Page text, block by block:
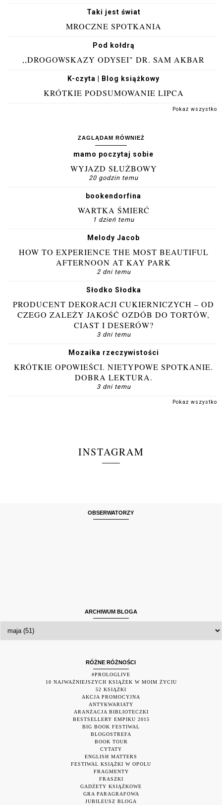
Taki jest świat
MROCZNE SPOTKANIA
Pod kołdrą
,,DROGOWSKAZY ODYSEI" DR. SAM AKBAR
K-czyta | Blog książkowy
KRÓTKIE PODSUMOWANIE LIPCA
Pokaż wszystko
ZAGLĄDAM RÓWNIEŻ
mamo poczytaj sobie
WYJAZD SŁUŻBOWY
20 godzin temu
bookendorfina
WARTKA ŚMIERĆ
1 dzień temu
Melody Jacob
HOW TO EXPERIENCE THE MOST BEAUTIFUL
AFTERNOON AT KAY PARK
2 dni temu
Słodko Słodka
PRODUCENT DEKORACJI CUKIERNICZYCH – OD
CZEGO ZALEŻY JAKOŚĆ OZDÓB DO TORTÓW,
CIAST I DESERÓW?
3 dni temu
Mozaika rzeczywistości
KRÓTKIE OPOWIEŚCI. NIETYPOWE SPOTKANIE.
DOBRA LEKTURA.
3 dni temu
Pokaż wszystko
INSTAGRAM
OBSERWATORZY
ARCHIWUM BLOGA
RÓŻNE RÓŻNOŚCI
#PROLOGLIVE
10 NAJWAŻNIEJSZYCH KSIĄŻEK W MOIM ŻYCIU
52 KSIĄŻKI
AKCJA PROMOCYJNA
ANTYKWARIATY
ARANŻACJA BIBLIOTECZKI
BESTSELLERY EMPIKU 2015
BIG BOOK FESTIWAL
BLOGOSTREFA
BOOK TOUR
CYTATY
ENGLISH MATTERS
FESTIWAL KSIĄŻKI W OPOLU
FRAGMENTY
FRASZKI
GADŻETY KSIĄŻKOWE
GRA PARAGRAFOWA
JUBILEUSZ BLOGA